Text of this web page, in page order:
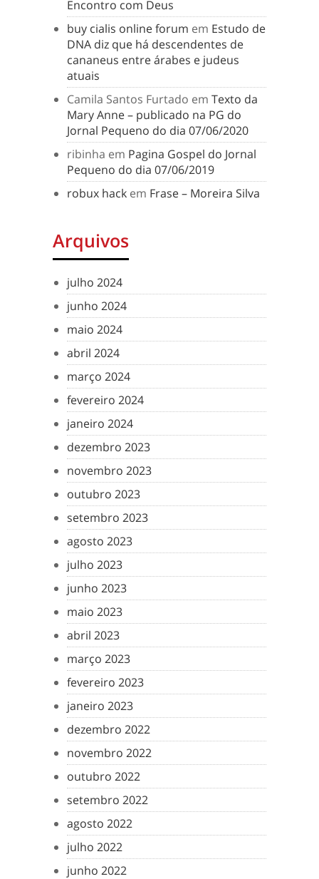
Encontro com Deus
buy cialis online forum em Estudo de
DNA diz que há descendentes de
cananeus entre árabes e judeus
atuais
Camila Santos Furtado em Texto da
Mary Anne – publicado na PG do
Jornal Pequeno do dia 07/06/2020
ribinha em Pagina Gospel do Jornal
Pequeno do dia 07/06/2019
robux hack em Frase – Moreira Silva
Arquivos
julho 2024
junho 2024
maio 2024
abril 2024
março 2024
fevereiro 2024
janeiro 2024
dezembro 2023
novembro 2023
outubro 2023
setembro 2023
agosto 2023
julho 2023
junho 2023
maio 2023
abril 2023
março 2023
fevereiro 2023
janeiro 2023
dezembro 2022
novembro 2022
outubro 2022
setembro 2022
agosto 2022
julho 2022
junho 2022